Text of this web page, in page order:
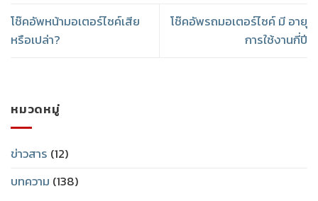
โช๊คอัพหน้ามอเตอร์ไซค์เสีย
หรือเปล่า?
โช๊คอัพรถมอเตอร์ไซค์ มี อายุ
การใช้งานกี่ปี
หมวดหมู่
ข่าวสาร (12)
บทความ (138)